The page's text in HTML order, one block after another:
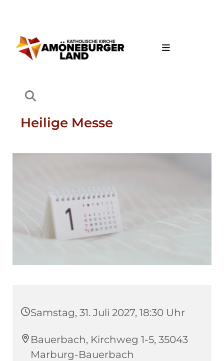
Heilige Messe
Samstag, 31. Juli 2027, 18:30 Uhr
Bauerbach, Kirchweg 1-5, 35043
Marburg-Bauerbach